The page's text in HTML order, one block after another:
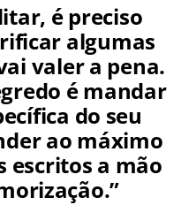
é preciso
algumas
valer a pena.
é mandar
do seu
ao máximo
escritos a mão